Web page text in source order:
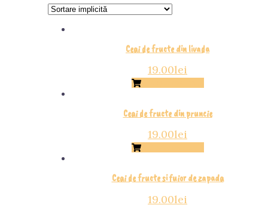
Ceai de fructe din livada
19.00lei
Citește mai mult
Ceai de fructe din pruncie
19.00lei
Citește mai mult
Ceai de fructe si fuior de zapada
19.00lei